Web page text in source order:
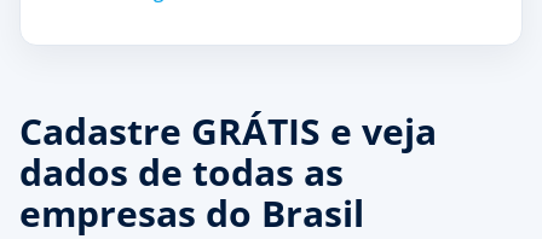
Cadastre GRÁTIS e veja
dados de todas as
empresas do Brasil